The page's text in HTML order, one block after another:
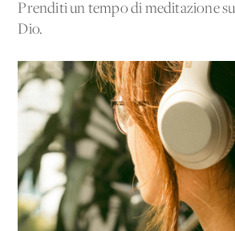
Prenditi un tempo di meditazione
Dio.